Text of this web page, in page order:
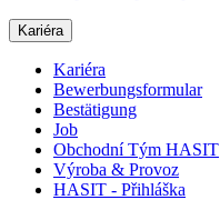
Kariéra
Kariéra
Bewerbungsformular
Bestätigung
Job
Obchodní Tým HASIT
Výroba & Provoz
HASIT - Přihláška